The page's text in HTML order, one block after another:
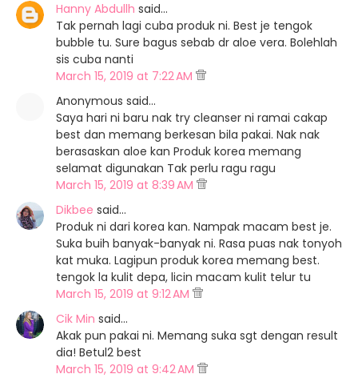
Hanny Abdullh said…
Tak pernah lagi cuba produk ni. Best je tengok
bubble tu. Sure bagus sebab dr aloe vera. Bolehlah
sis cuba nanti
March 15, 2019 at 7:22 AM
Anonymous said…
Saya hari ni baru nak try cleanser ni ramai cakap
best dan memang berkesan bila pakai. Nak nak
berasaskan aloe kan Produk korea memang
selamat digunakan Tak perlu ragu ragu
March 15, 2019 at 8:39 AM
Dikbee said…
Produk ni dari korea kan. Nampak macam best je.
Suka buih banyak-banyak ni. Rasa puas nak tonyoh
kat muka. Lagipun produk korea memang best.
tengok la kulit depa, licin macam kulit telur tu
March 15, 2019 at 9:12 AM
Cik Min said…
Akak pun pakai ni. Memang suka sgt dengan result
dia! Betul2 best
March 15, 2019 at 9:42 AM